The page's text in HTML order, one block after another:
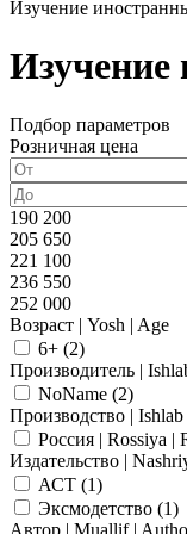
Изучение
Изучение
Подбор параметров
Розничная цена
190 200
205 650
221 100
236 550
252 000
Возраст | Yosh | Age
6+ (2)
Производитель |
NoName (2)
Производство |
Россия | Rossiya |
Издательство |
АСТ (1)
Эксмодетство (1)
Автор | Muallif |